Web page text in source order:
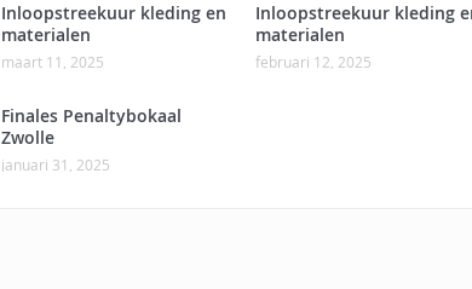
Inloopstreekuur kleding en
materialen
maart 11, 2025
Inloopstreekuur kleding
materialen
februari 12, 2025
Finales Penaltybokaal
Zwolle
januari 31, 2025